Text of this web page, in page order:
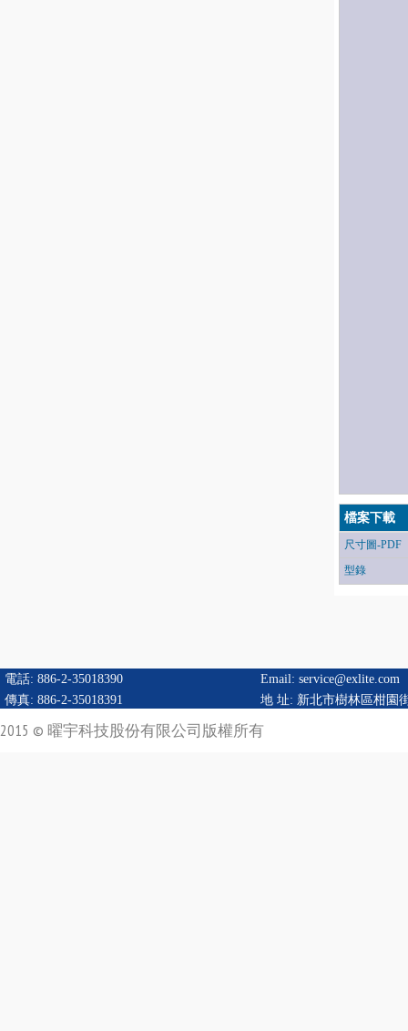
檔案下載
尺寸圖-PDF
型錄
電話: 886-2-35018390
傳真: 886-2-35018391
Email:service@exlite.com
地 址: 新北市樹林區柑園
2015 © 曜宇科技股份有限公司版權所有